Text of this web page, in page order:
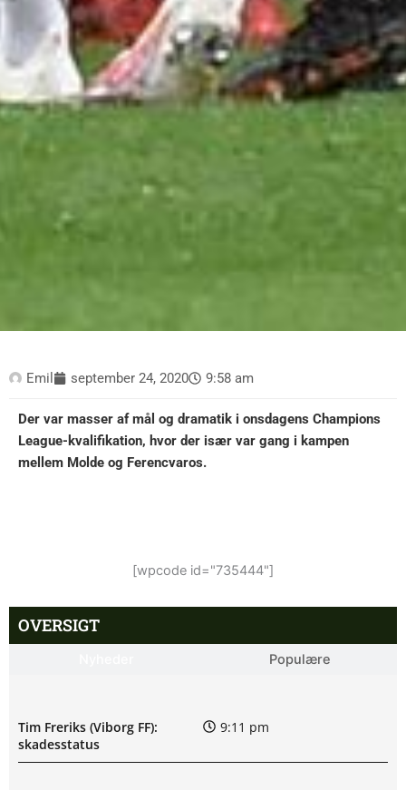
Emil september 24, 2020 9:58 am
Der var masser af mål og dramatik i onsdagens Champions
League-kvalifikation, hvor der især var gang i kampen
mellem Molde og Ferencvaros.
[wpcode id="735444"]
OVERSIGT
Populære
Tim Freriks (Viborg FF):
skadesstatus
9:11 pm